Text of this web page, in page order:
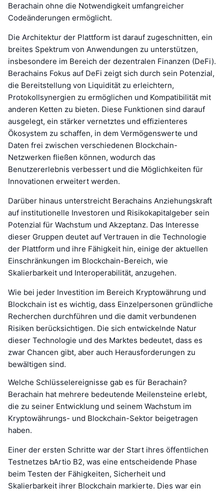
Berachain ohne die Notwendigkeit umfangreicher
Codeänderungen ermöglicht.
Die Architektur der Plattform ist darauf zugeschnitten, ein
breites Spektrum von Anwendungen zu unterstützen,
insbesondere im Bereich der dezentralen Finanzen (DeFi).
Berachains Fokus auf DeFi zeigt sich durch sein Potenzial,
die Bereitstellung von Liquidität zu erleichtern,
Protokollsynergien zu ermöglichen und Kompatibilität mit
anderen Ketten zu bieten. Diese Funktionen sind darauf
ausgelegt, ein stärker vernetztes und effizienteres
Ökosystem zu schaffen, in dem Vermögenswerte und
Daten frei zwischen verschiedenen Blockchain-
Netzwerken fließen können, wodurch das
Benutzererlebnis verbessert und die Möglichkeiten für
Innovationen erweitert werden.
Darüber hinaus unterstreicht Berachains Anziehungskraft
auf institutionelle Investoren und Risikokapitalgeber sein
Potenzial für Wachstum und Akzeptanz. Das Interesse
dieser Gruppen deutet auf Vertrauen in die Technologie
der Plattform und ihre Fähigkeit hin, einige der aktuellen
Einschränkungen im Blockchain-Bereich, wie
Skalierbarkeit und Interoperabilität, anzugehen.
Wie bei jeder Investition im Bereich Kryptowährung und
Blockchain ist es wichtig, dass Einzelpersonen gründliche
Recherchen durchführen und die damit verbundenen
Risiken berücksichtigen. Die sich entwickelnde Natur
dieser Technologie und des Marktes bedeutet, dass es
zwar Chancen gibt, aber auch Herausforderungen zu
bewältigen sind.
Welche Schlüsselereignisse gab es für Berachain?
Berachain hat mehrere bedeutende Meilensteine erlebt,
die zu seiner Entwicklung und seinem Wachstum im
Kryptowährungs- und Blockchain-Sektor beigetragen
haben.
Einer der ersten Schritte war der Start ihres öffentlichen
Testnetzes bArtio B2, was eine entscheidende Phase
beim Testen der Fähigkeiten, Sicherheit und
Skalierbarkeit ihrer Blockchain markierte. Dies war ein